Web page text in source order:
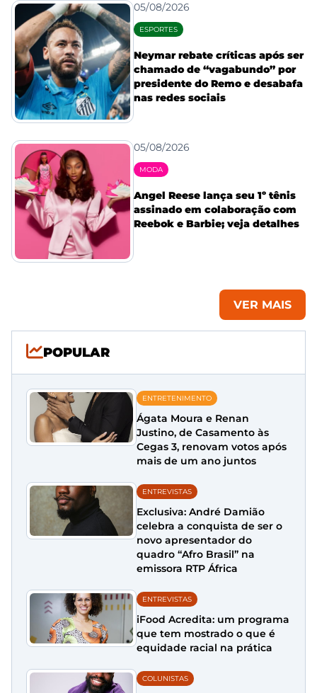
05/08/2026
ESPORTES
Neymar rebate críticas após ser
chamado de “vagabundo” por
presidente do Remo e desabafa
nas redes sociais
05/08/2026
MODA
Angel Reese lança seu 1º tênis
assinado em colaboração com
Reebok e Barbie; veja detalhes
VER MAIS
POPULAR
ENTRETENIMENTO
Ágata Moura e Renan
Justino, de Casamento às
Cegas 3, renovam votos após
mais de um ano juntos
ENTREVISTAS
Exclusiva: André Damião
celebra a conquista de ser o
novo apresentador do
quadro “Afro Brasil” na
emissora RTP África
ENTREVISTAS
iFood Acredita: um programa
que tem mostrado o que é
equidade racial na prática
COLUNISTAS